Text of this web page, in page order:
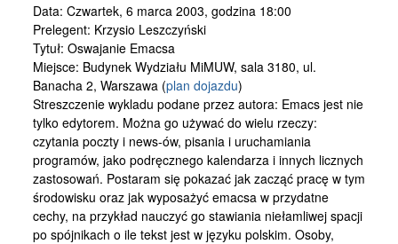
Jak pisać
Kontakt
Data: Czwartek, 6 marca 2003, godzina 18:00
Prelegent: Krzysio Leszczyński
Tytuł: Oswajanie Emacsa
Miejsce: Budynek Wydziału MiMUW, sala 3180, ul.
Banacha 2, Warszawa (plan dojazdu)
Streszczenie wykladu podane przez autora: Emacs jest nie
tylko edytorem. Można go używać do wielu rzeczy:
czytania poczty i news-ów, pisania i uruchamiania
programów, jako podręcznego kalendarza i innych licznych
zastosowań. Postaram się pokazać jak zacząć pracę w tym
środowisku oraz jak wyposażyć emacsa w przydatne
cechy, na przykład nauczyć go stawiania niełamliwej spacji
po spójnikach o ile tekst jest w języku polskim. Osoby,